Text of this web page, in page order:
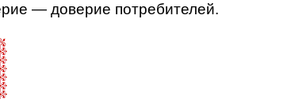
— доверие потребителей.